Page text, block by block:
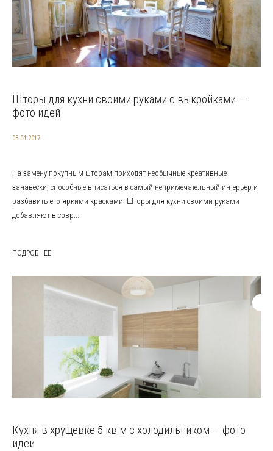
Шторы для кухни своими руками с выкройками —
фото идей
03.04.2017
На замену покупным шторам приходят необычные креативные
занавески, способные вписаться в самый непримечательный интерьер и
разбавить его яркими красками. Шторы для кухни своими руками
добавляют в совр...
ПОДРОБНЕЕ
Кухня в хрущевке 5 кв м с холодильником — фото
идеи